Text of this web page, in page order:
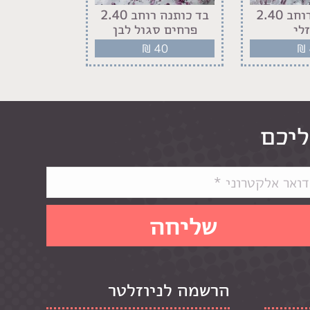
בד כותנה רוחב 2.40
₪
בד כותנה רוחב 2.40
פרחים סגול לבן
₪ 40
הרשמה לניוזלטר